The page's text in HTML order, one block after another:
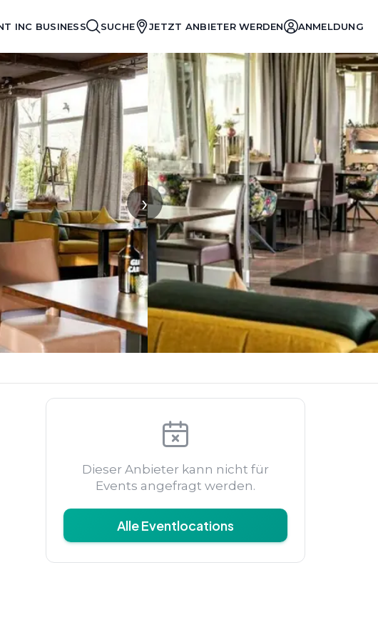
INC BUSINESS SUCHE JETZT ANBIETER WERDEN ANMELDUNG
›
Dieser Anbieter kann nicht für
Events angefragt werden.
Alle Eventlocations